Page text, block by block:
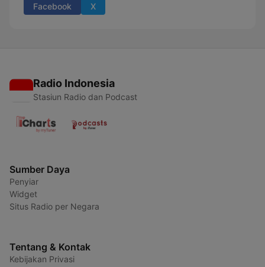
Facebook X
Radio Indonesia
Stasiun Radio dan Podcast
Sumber Daya
Penyiar
Widget
Situs Radio per Negara
Tentang & Kontak
Kebijakan Privasi